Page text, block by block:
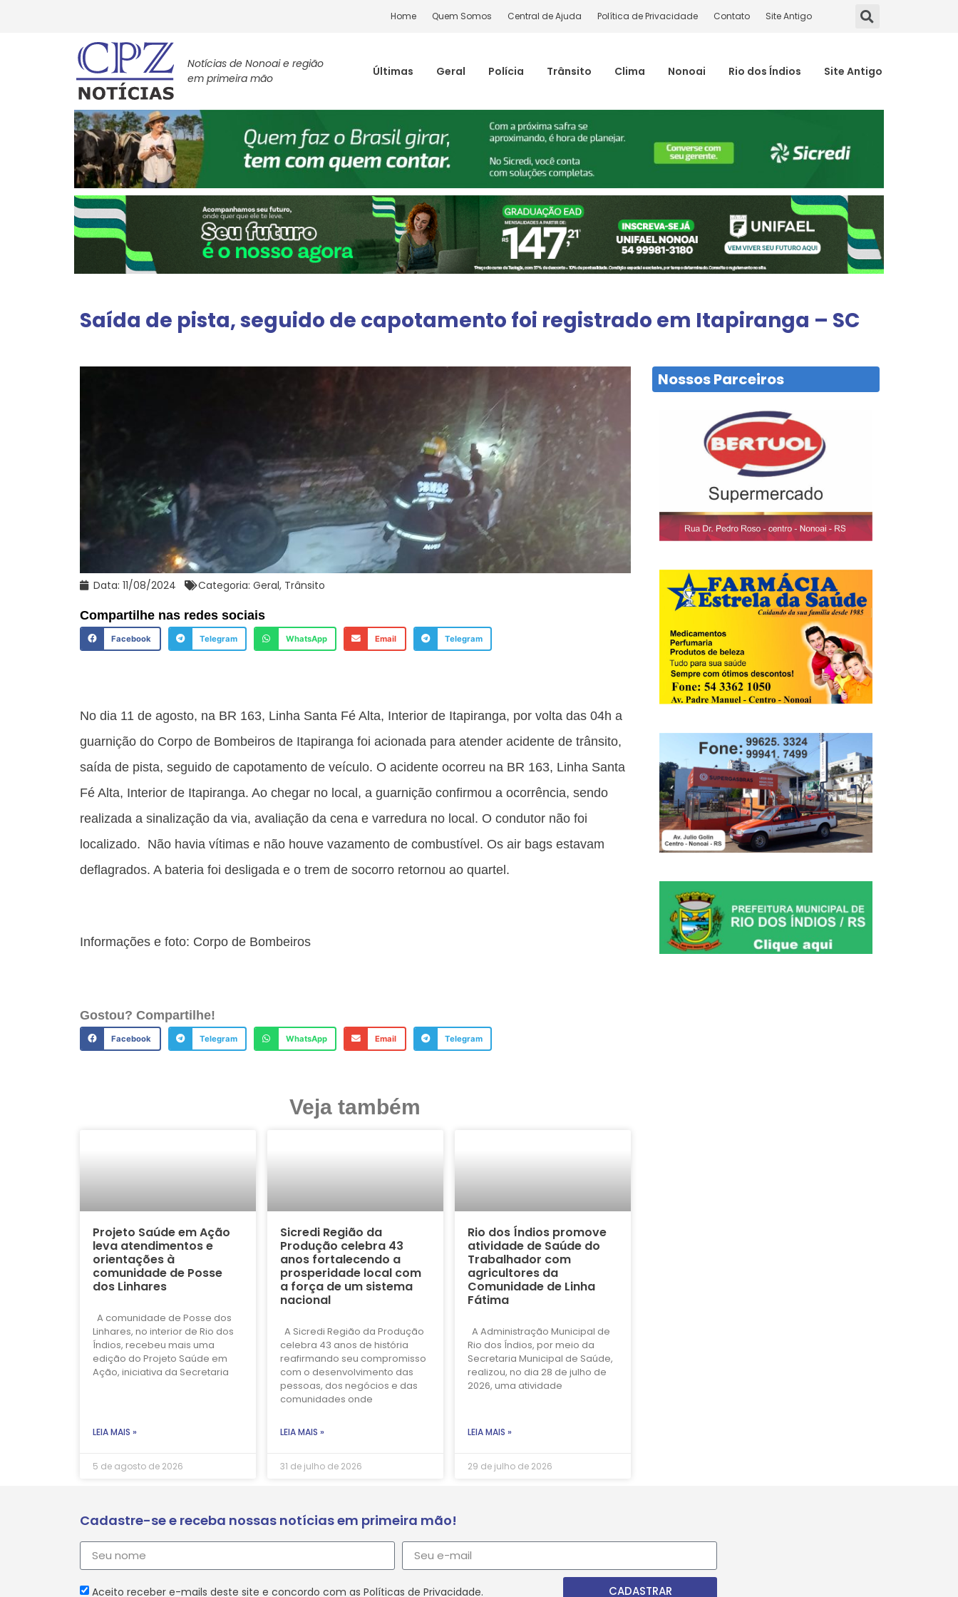
Home Quem Somos Central de Ajuda Política de Privacidade Contato Site Antigo
Notícias de Nonoai e região
em primeira mão
Últimas Geral Polícia Trânsito Clima Nonoai Rio dos Índios Site Antigo
Saída de pista, seguido de capotamento foi registrado em Itapiranga – SC
Data: 11/08/2024 Categoria: Geral, Trânsito
Compartilhe nas redes sociais
Facebook Telegram WhatsApp Email Telegram
No dia 11 de agosto, na BR 163, Linha Santa Fé Alta, Interior de Itapiranga, por volta das 04h a
guarnição do Corpo de Bombeiros de Itapiranga foi acionada para atender acidente de trânsito,
saída de pista, seguido de capotamento de veículo. O acidente ocorreu na BR 163, Linha Santa
Fé Alta, Interior de Itapiranga. Ao chegar no local, a guarnição confirmou a ocorrência, sendo
realizada a sinalização da via, avaliação da cena e varredura no local. O condutor não foi
localizado. Não havia vítimas e não houve vazamento de combustível. Os air bags estavam
deflagrados. A bateria foi desligada e o trem de socorro retornou ao quartel.
Informações e foto: Corpo de Bombeiros
Gostou? Compartilhe!
Facebook Telegram WhatsApp Email Telegram
Veja também
Projeto Saúde em Ação
leva atendimentos e
orientações à
comunidade de Posse
dos Linhares
A comunidade de Posse dos
Linhares, no interior de Rio dos
Índios, recebeu mais uma
edição do Projeto Saúde em
Ação, iniciativa da Secretaria
LEIA MAIS »
5 de agosto de 2026
Sicredi Região da
Produção celebra 43
anos fortalecendo a
prosperidade local com
a força de um sistema
nacional
A Sicredi Região da Produção
celebra 43 anos de história
reafirmando seu compromisso
com o desenvolvimento das
pessoas, dos negócios e das
comunidades onde
LEIA MAIS »
31 de julho de 2026
Rio dos Índios promove
atividade de Saúde do
Trabalhador com
agricultores da
Comunidade de Linha
Fátima
A Administração Municipal de
Rio dos Índios, por meio da
Secretaria Municipal de Saúde,
realizou, no dia 28 de julho de
2026, uma atividade
LEIA MAIS »
29 de julho de 2026
Nossos Parceiros
Cadastre-se e receba nossas notícias em primeira mão!
Aceito receber e-mails deste site e concordo com as Políticas de Privacidade. CADASTRAR